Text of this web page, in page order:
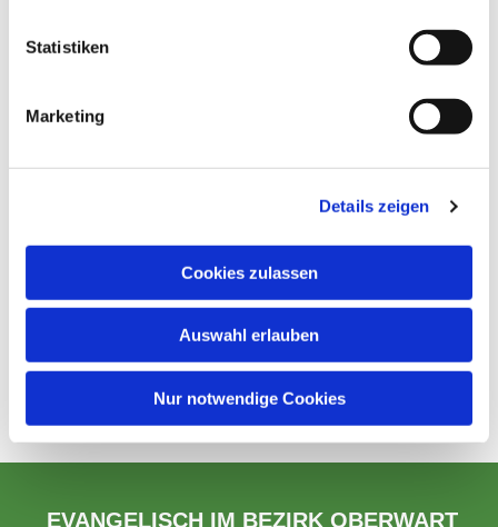
Statistiken
Marketing
Details zeigen
Cookies zulassen
Auswahl erlauben
Nur notwendige Cookies
EVANGELISCH IM BEZIRK OBERWART